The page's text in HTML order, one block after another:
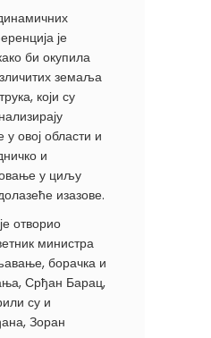
је
би окупила
земаља
који су
у овој области и
и
у циљу
изазове.
отворио
министра
борачка и
Срђан Барац,
су и
Зоран